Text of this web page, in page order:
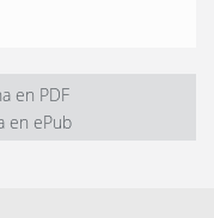
en PDF
en ePub